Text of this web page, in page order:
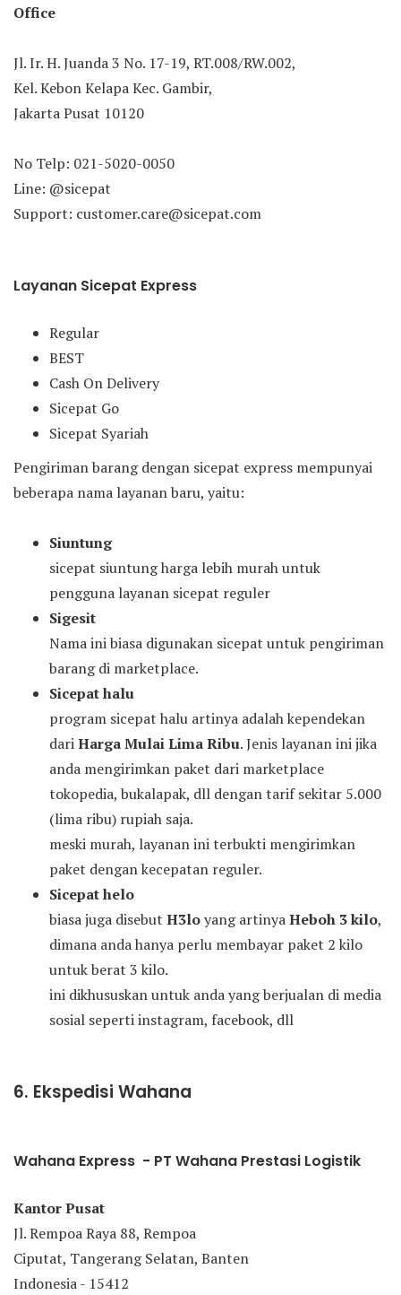
Office
Jl. Ir. H. Juanda 3 No. 17-19, RT.008/RW.002,
Kel. Kebon Kelapa Kec. Gambir,
Jakarta Pusat 10120
No Telp: 021-5020-0050
Line: @sicepat
Support: customer.care@sicepat.com
Layanan Sicepat Express
Regular
BEST
Cash On Delivery
Sicepat Go
Sicepat Syariah
Pengiriman barang dengan sicepat express mempunyai
beberapa nama layanan baru, yaitu:
Siuntung
sicepat siuntung harga lebih murah untuk
pengguna layanan sicepat reguler
Sigesit
Nama ini biasa digunakan sicepat untuk pengiriman
barang di marketplace.
Sicepat halu
program sicepat halu artinya adalah kependekan
dariHarga Mulai Lima Ribu. Jenis layanan ini jika
anda mengirimkan paket dari marketplace
tokopedia, bukalapak, dll dengan tarif sekitar 5.000
(lima ribu) rupiah saja.
meski murah, layanan ini terbukti mengirimkan
paket dengan kecepatan reguler.
Sicepat helo
biasa juga disebut H3loyang artinyaHeboh 3 kilo,
dimana anda hanya perlu membayar paket 2 kilo
untuk berat 3 kilo.
ini dikhususkan untuk anda yang berjualan di media
sosial seperti instagram, facebook, dll
6. Ekspedisi Wahana
Wahana Express - PT Wahana Prestasi Logistik
Kantor Pusat
Jl. Rempoa Raya 88, Rempoa
Ciputat, Tangerang Selatan, Banten
Indonesia - 15412